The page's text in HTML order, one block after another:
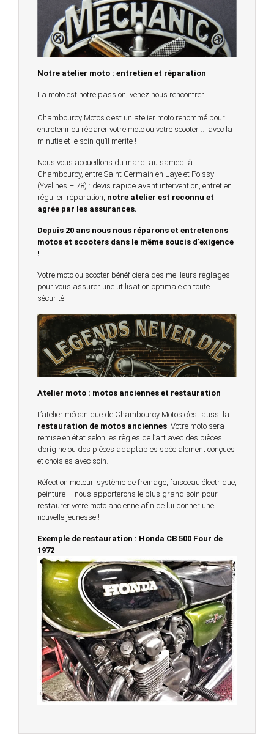
Notre atelier moto : entretien et réparation
La moto est notre passion, venez nous rencontrer !
Chambourcy Motos c’est un atelier moto renommé pour
entretenir ou réparer votre moto ou votre scooter … avec la
minutie et le soin qu’il mérite !
Nous vous accueillons du mardi au samedi à
Chambourcy, entre Saint Germain en Laye et Poissy
(Yvelines – 78) : devis rapide avant intervention, entretien
régulier, réparation, notre atelier est reconnu et
agrée par les assurances.
Depuis 20 ans nous nous réparons et entretenons
motos et scooters dans le même soucis d'exigence
!
Votre moto ou scooter bénéficiera des meilleurs réglages
pour vous assurer une utilisation optimale en toute
sécurité.
Atelier moto : motos anciennes et restauration
L’atelier mécanique de Chambourcy Motos c’est aussi la
restauration de motos anciennes . Votre moto sera
remise en état selon les règles de l’art avec des pièces
d’origine ou des pièces adaptables spécialement conçues
et choisies avec soin.
Réfection moteur, système de freinage, faisceau électrique,
peinture … nous apporterons le plus grand soin pour
restaurer votre moto ancienne afin de lui donner une
nouvelle jeunesse !
Exemple de restauration : Honda CB 500 Four de
1972
© 2023 -Chambourcy Motos 78 - 7bis chemin de la
Forêt - 78240 - Chambourcy -
Garage Motos et Scooters depuis 20 ans à votre
service entre Saint Germain en Laye et Poissy
Achat de motos et scooters - Dépôt vente - Réparation
- Concessionnaire Voge - Concessionnaire
Multimarques